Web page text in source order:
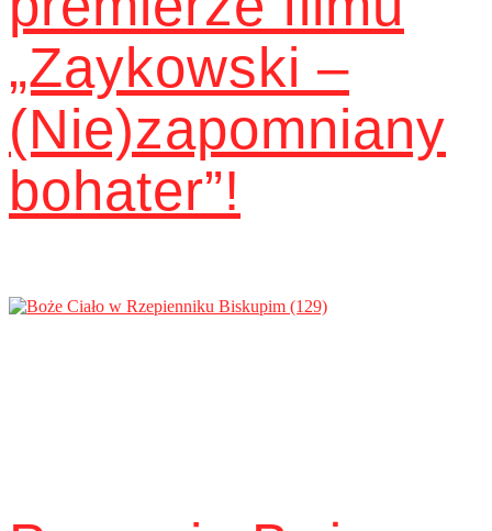
„Zaykowski –
(Nie)zapomniany
bohater”!